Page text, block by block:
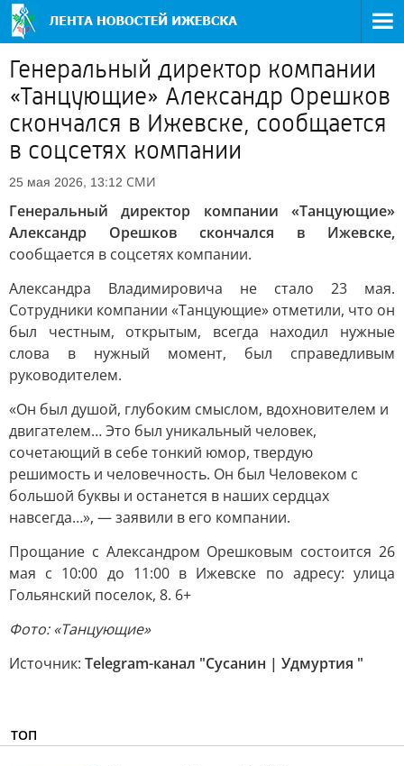
Генеральный директор компании
«Танцующие» Александр Орешков
скончался в Ижевске, сообщается
в соцсетях компании
25 мая 2026, 13:12 СМИ
Генеральный директор компании «Танцующие»
Александр Орешков скончался в Ижевске,
сообщается в соцсетях компании.
Александра Владимировича не стало 23 мая.
Сотрудники компании «Танцующие» отметили, что он
был честным, открытым, всегда находил нужные
слова в нужный момент, был справедливым
руководителем.
«Он был душой, глубоким смыслом, вдохновителем и
двигателем… Это был уникальный человек,
сочетающий в себе тонкий юмор, твердую
решимость и человечность. Он был Человеком с
большой буквы и останется в наших сердцах
навсегда…», — заявили в его компании.
Прощание с Александром Орешковым состоится 26
мая с 10:00 до 11:00 в Ижевске по адресу: улица
Гольянский поселок, 8. 6+
Фото: «Танцующие»
Источник: Telegram-канал "Сусанин | Удмуртия "
ТОП